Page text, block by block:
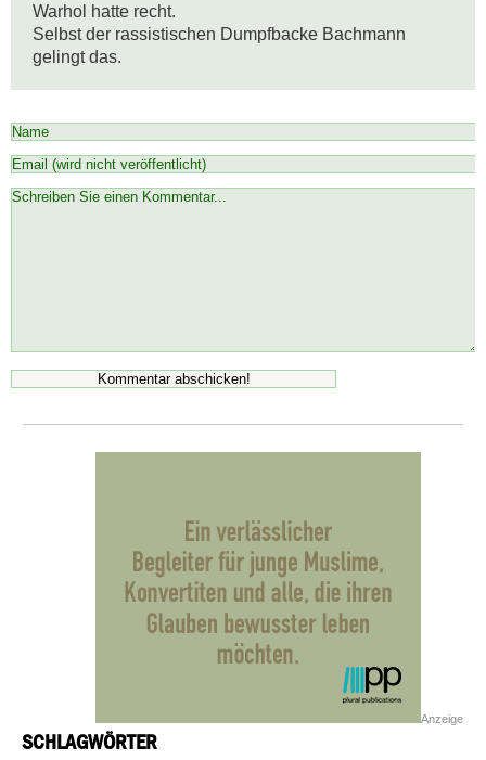
Warhol hatte recht.
Selbst der rassistischen Dumpfbacke Bachmann
gelingt das.
Anzeige
SCHLAGWÖRTER